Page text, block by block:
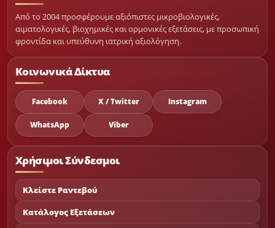
Από το 2004 προσφέρουμε αξιόπιστες μικροβιολογικές,
αιματολογικές, βιοχημικές και ορμονικές εξετάσεις, με προσωπική
φροντίδα και υπεύθυνη ιατρική αξιολόγηση.
Κοινωνικά Δίκτυα
Facebook X / Twitter Instagram
WhatsApp Viber
Χρήσιμοι Σύνδεσμοι
Κλείστε Ραντεβού
Κατάλογος Εξετάσεων